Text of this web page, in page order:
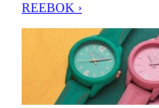
REEBOK ›